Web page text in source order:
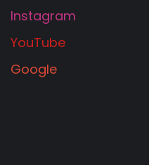
Instagram
YouTube
Google